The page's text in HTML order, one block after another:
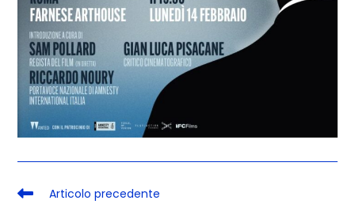
Articolo precedente